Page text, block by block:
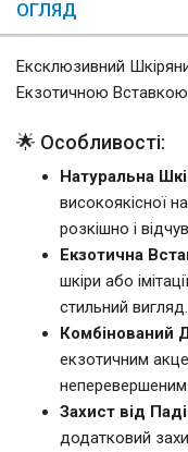
ОГЛЯД
Ексклюзивний
Екзотичною Вставкою
🌟 Особливості:
Натуральна
високоякісної
розкішно і
Екзотична
шкіри або
стильний вигляд.
Комбінований
екзотичним
неперевершеним.
Захист від
додатковий